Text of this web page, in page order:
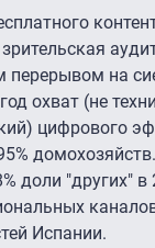
на
охват (не
цифрового
доли "других" в
Испании.